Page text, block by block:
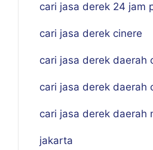
cari jasa derek 24 jam
cari jasa derek cinere
cari jasa derek daerah
cari jasa derek daerah
cari jasa derek daerah
jakarta